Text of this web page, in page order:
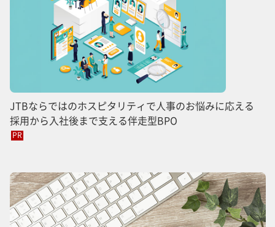
JTBならではのホスピタリティで人事のお悩みに応える
採用から入社後まで支える伴走型BPO
PR